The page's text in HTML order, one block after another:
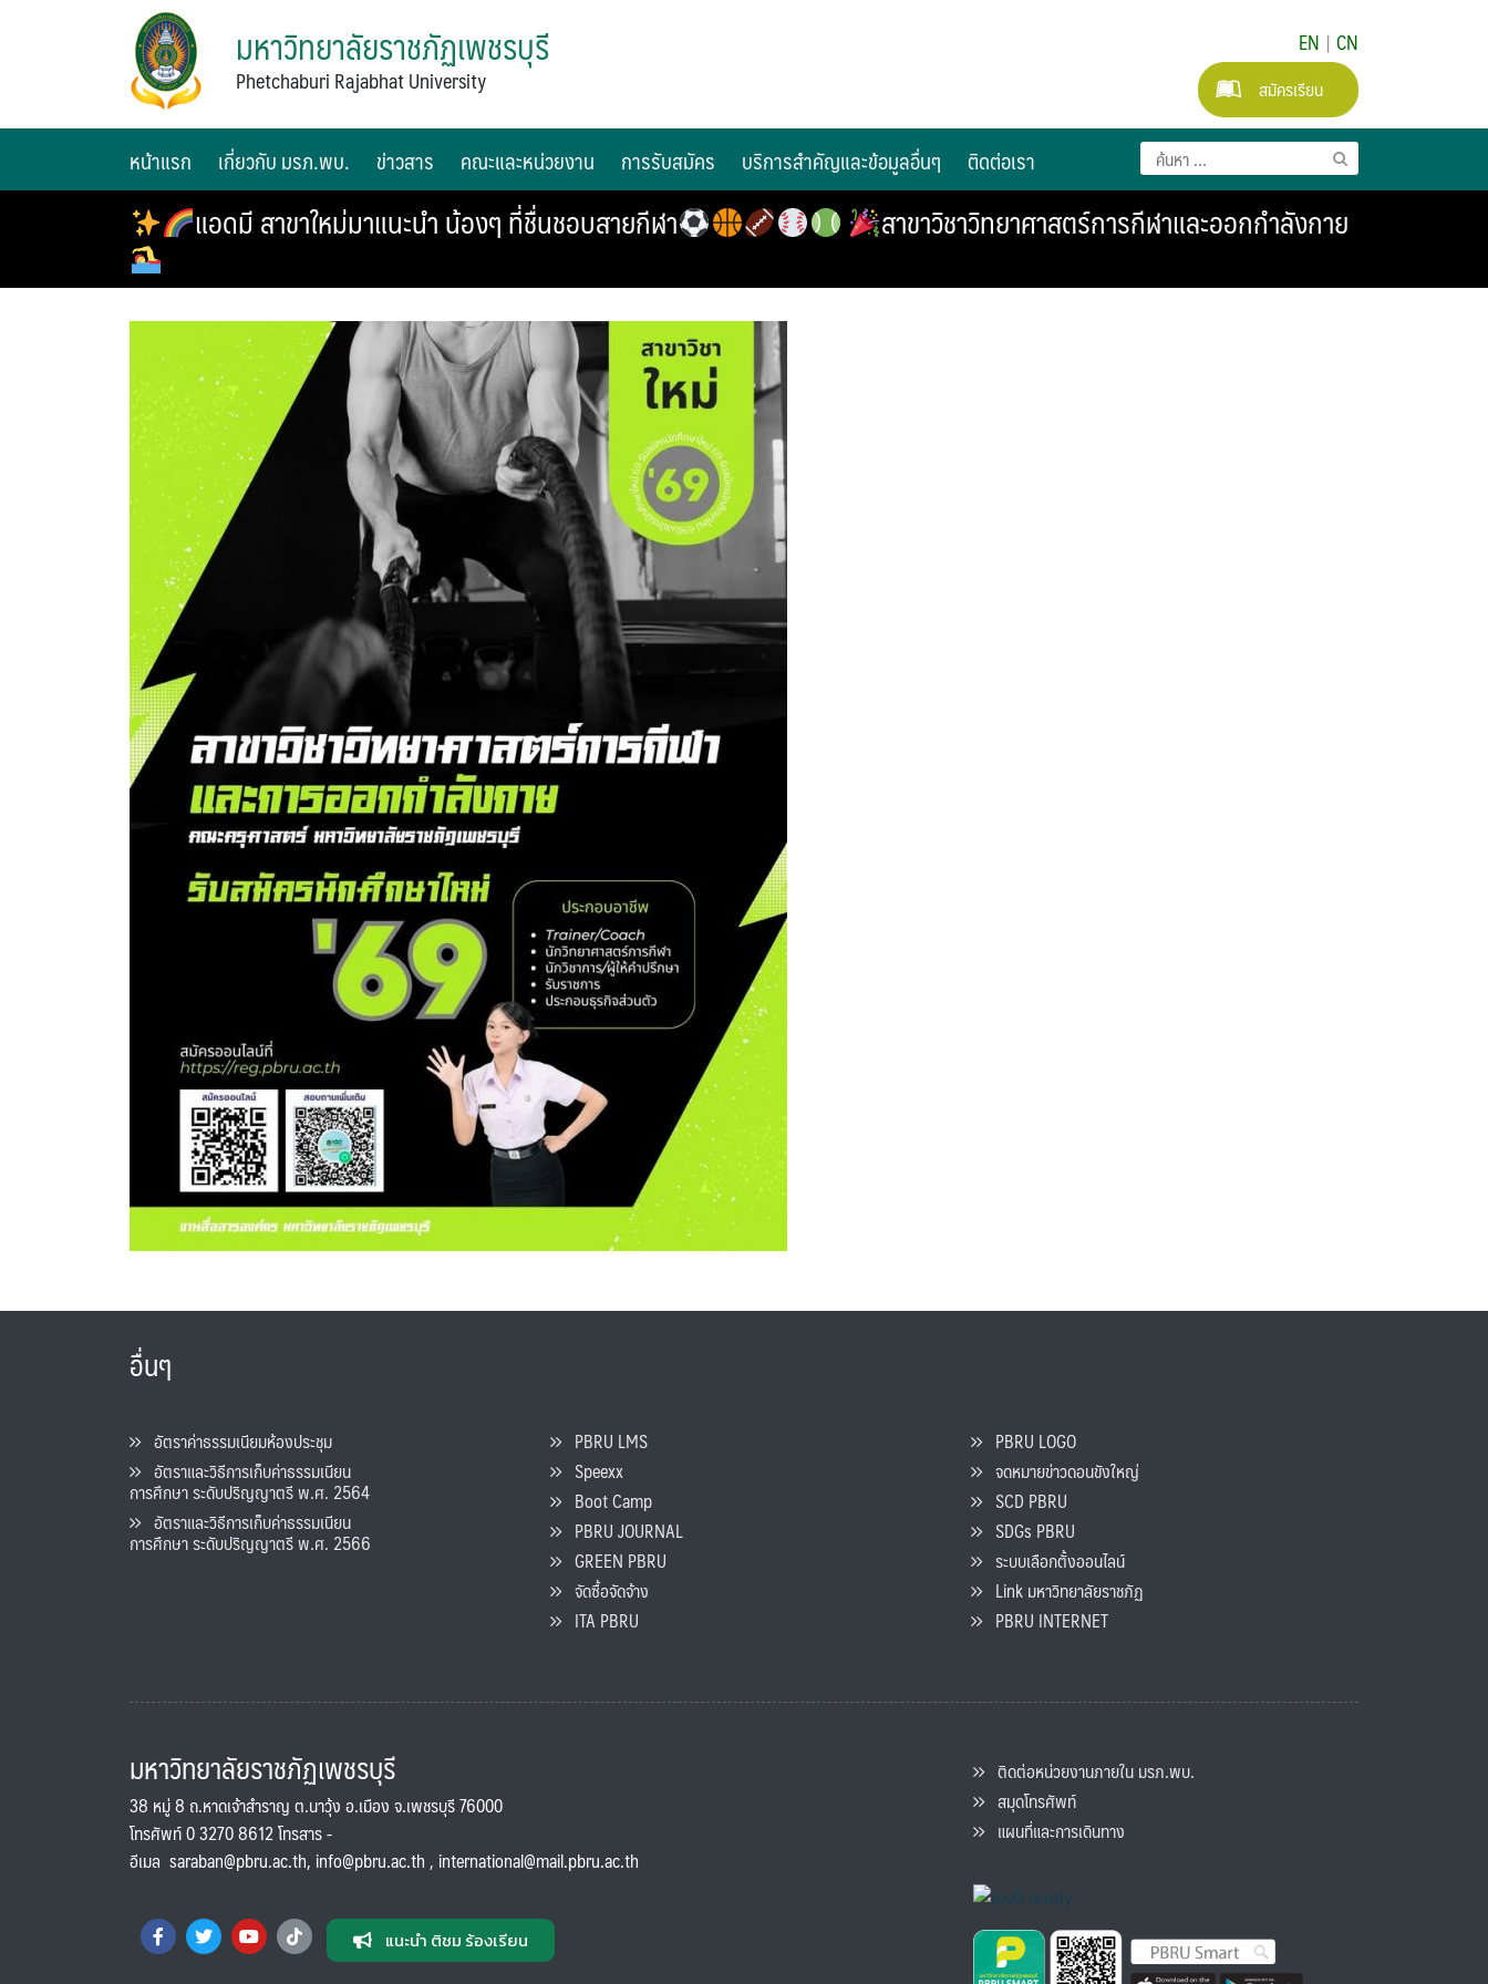
มหาวิทยาลัยราชภัฏเพชรบุรี
Phetchaburi Rajabhat University
EN | CN
สมัครเรียน
หน้าแรก เกี่ยวกับ มรภ.พบ. ข่าวสาร คณะและหน่วยงาน การรับสมัคร บริการสำคัญและข้อมูลอื่นๆ ติดต่อเรา
แอดมี สาขาใหม่มาแนะนำ น้องๆ ที่ชื่นชอบสายกีฬา สาขาวิชาวิทยาศาสตร์การกีฬาและออกกำลังกาย
อื่นๆ
อัตราค่าธรรมเนียมห้องประชุม
อัตราและวิธีการเก็บค่าธรรมเนียน
การศึกษา ระดับปริญญาตรี พ.ศ. 2564
อัตราและวิธีการเก็บค่าธรรมเนียน
การศึกษา ระดับปริญญาตรี พ.ศ. 2566
PBRU LMS
Speexx
Boot Camp
PBRU JOURNAL
GREEN PBRU
จัดซื้อจัดจ้าง
ITA PBRU
PBRU LOGO
จดหมายข่าวดอนขังใหญ่
SCD PBRU
SDGs PBRU
ระบบเลือกตั้งออนไลน์
Link มหาวิทยาลัยราชภัฏ
PBRU INTERNET
มหาวิทยาลัยราชภัฏเพชรบุรี
38 หมู่ 8 ถ.หาดเจ้าสำราญ ต.นาวุ้ง อ.เมือง จ.เพชรบุรี 76000
โทรศัพท์ 0 3270 8612 โทรสาร -
อีเมล saraban@pbru.ac.th, info@pbru.ac.th, international@mail.pbru.ac.th
แนะนำ ติชม ร้องเรียน
ติดต่อหน่วยงานภายใน มรภ.พบ.
สมุดโทรศัพท์
แผนที่และการเดินทาง